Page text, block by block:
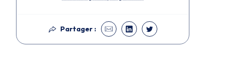
Partager :